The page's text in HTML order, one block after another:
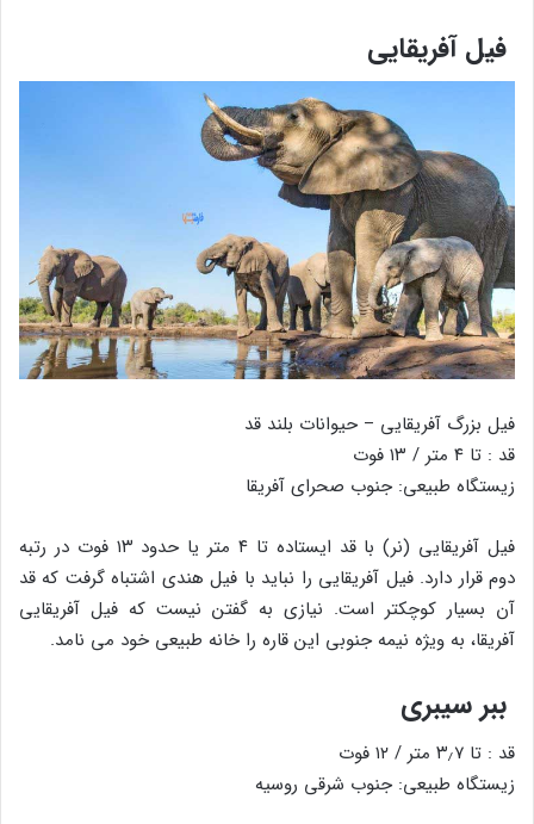
فیل آفریقایی
فیل بزرگ آفریقایی – حیوانات بلند قد
قد : تا ۴ متر / ۱۳ فوت
زیستگاه طبیعی: جنوب صحرای آفریقا
فیل آفریقایی (نر) با قد ایستاده تا ۴ متر یا حدود ۱۳ فوت در رتبه
دوم قرار دارد. فیل آفریقایی را نباید با فیل هندی اشتباه گرفت که قد
آن بسیار کوچکتر است. نیازی به گفتن نیست که فیل آفریقایی
آفریقا، به ویژه نیمه جنوبی این قاره را خانه طبیعی خود می نامد.
ببر سیبری
قد : تا ۳٫۷ متر / ۱۲ فوت
زیستگاه طبیعی: جنوب شرقی روسیه